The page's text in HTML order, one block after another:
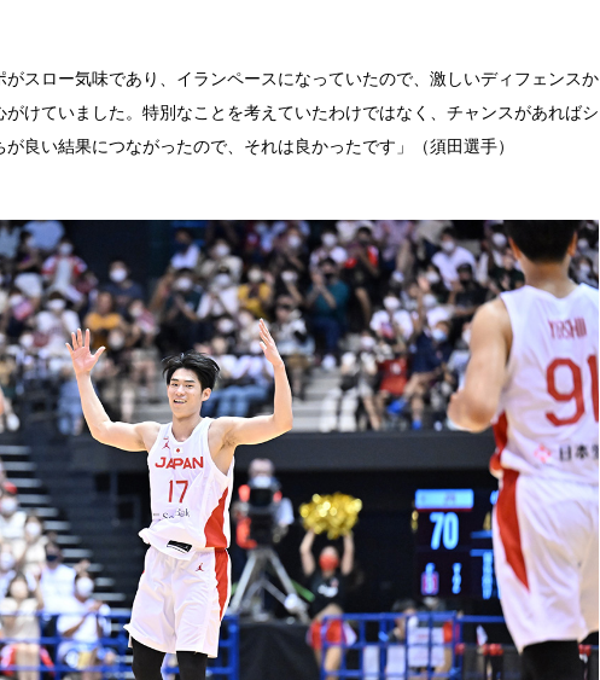
がスロー気味であり、イランペースになっていたので、激しいディフェンスか
けていました。特別なことを考えていたわけではなく、チャンスがあればシ
良い結果につながったので、それは良かったです」（須田選手）